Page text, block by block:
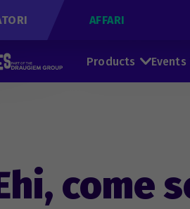
AFFARI
Products Events
come